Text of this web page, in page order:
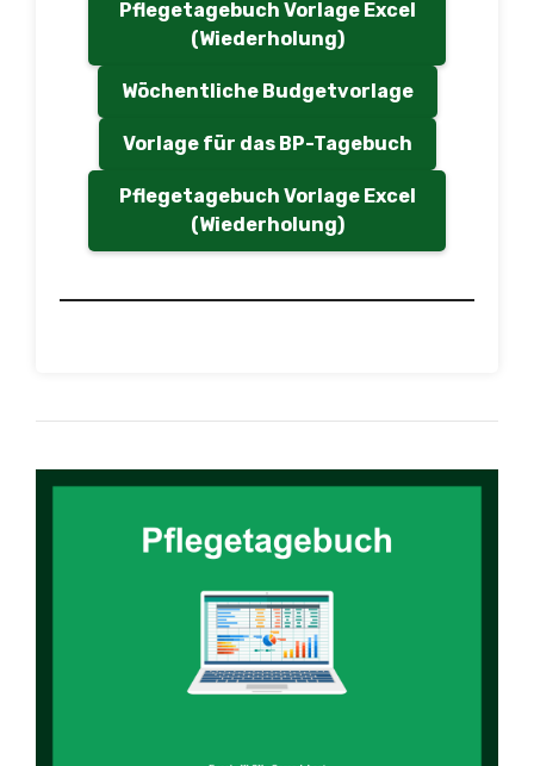
Pflegetagebuch Vorlage Excel
(Wiederholung)
Wöchentliche Budgetvorlage
Vorlage für das BP-Tagebuch
Pflegetagebuch Vorlage Excel
(Wiederholung)